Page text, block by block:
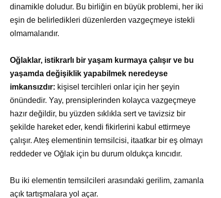
dinamikle doludur. Bu birliğin en büyük problemi, her iki
eşin de belirledikleri düzenlerden vazgeçmeye istekli
olmamalarıdır.
Oğlaklar, istikrarlı bir yaşam kurmaya çalışır ve bu
yaşamda değişiklik yapabilmek neredeyse
imkansızdır: kişisel tercihleri onlar için her şeyin
önündedir. Yay, prensiplerinden kolayca vazgeçmeye
hazır değildir, bu yüzden sıklıkla sert ve tavizsiz bir
şekilde hareket eder, kendi fikirlerini kabul ettirmeye
çalışır. Ateş elementinin temsilcisi, itaatkar bir eş olmayı
reddeder ve Oğlak için bu durum oldukça kırıcıdır.
Bu iki elementin temsilcileri arasındaki gerilim, zamanla
açık tartışmalara yol açar.